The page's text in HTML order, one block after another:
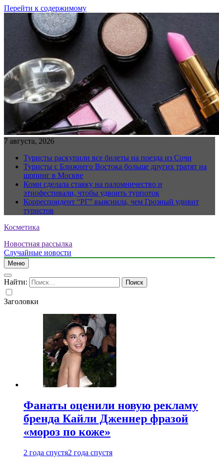
Перейти к содержимому
7 августа, 2026
Туристы раскупили все билеты на поезда из Сочи
Туристы с Ближнего Востока больше других тратят на
шопинг в Москве
Коми сделала ставку на паломничество и
этнофестивали, чтобы удвоить турпоток
Корреспондент “РГ” выяснила, чем Грозный удивит
туристов
Косметика
Новостная рассылка
Случайные новости
Меню
Найти:
Заголовки
Фанаты оценили новую рекламу
бренда Кайли Дженнер фразой
«мороз по коже»
2 года спустя2 года спустя